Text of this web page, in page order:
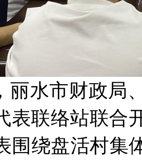
丽水市财政局
表联络站联合
围绕盘活村集